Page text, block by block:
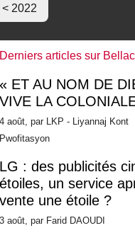
< 2022
Derniers articles sur
« ET AU NOM DE
VIVE LA
4 août, par LKP - Liyannaj Kont
Pwofitasyon
LG : des publicités
étoiles, un service
vente une étoile ?
3 août, par Farid DAOUDI